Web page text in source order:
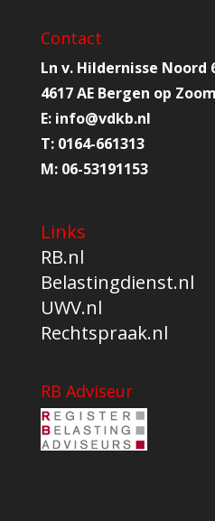
Contact
Ln v. Hildernisse Noord
4617 AE Bergen op Zoom
E: info@vdkb.nl
T: 0164-661313
M: 06-53191153
Links
RB.nl
Belastingdienst.nl
UWV.nl
Rechtspraak.nl
RB Adviseur